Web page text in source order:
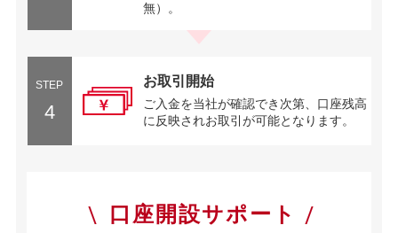
無）。
STEP
4
お取引開始
ご入金を当社が確認でき次第、口座残高
に反映されお取引が可能となります。
口座開設サポート